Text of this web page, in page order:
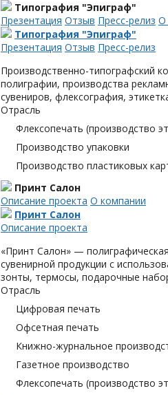
Типография "Эпиграф"
Презентация Отзыв Пресс-релиз О
Типография "Эпиграф"
Презентация Отзыв Пресс-релиз
Производственно-типографский
полиграфии, производства
сувениров, флексография,
Отрасль
Флексопечать (производство
Производство упаковки
Производство пластиковых
Принт Салон
Описание проекта О компании
Принт Салон
Описание проекта
«Принт Салон» —
сувенирной продукции с
зонты, термосы, подарочные
Отрасль
Цифровая печать
Офсетная печать
Книжно-журнальное
Газетное производство
Флексопечать (производство